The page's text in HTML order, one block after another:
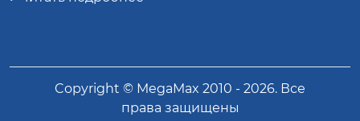
Copyright © MegaMax 2010 - 2026. Все
права защищены